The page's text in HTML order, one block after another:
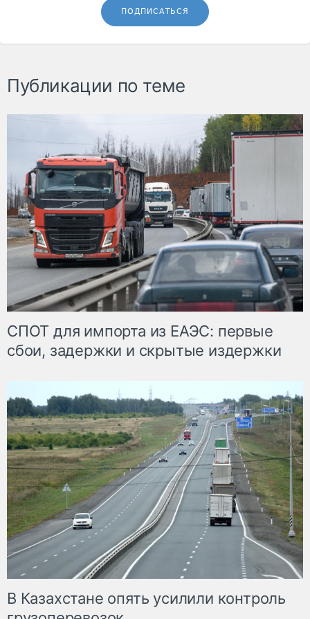
ПОДПИСАТЬСЯ
Публикации по теме
СПОТ для импорта из ЕАЭС: первые
сбои, задержки и скрытые издержки
В Казахстане опять усилили контроль